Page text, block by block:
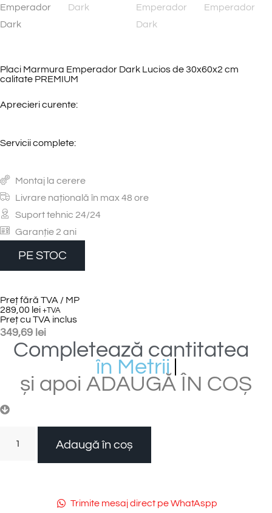
Placi Marmura Emperador Dark Lucios de 30x60x2 cm
calitate PREMIUM
Aprecieri curente:
Servicii complete:
Montaj la cerere
Livrare națională în max 48 ore
Suport tehnic 24/24
Garanție 2 ani
PE STOC
Preț fără TVA / MP
289,00 lei +TVA
Preț cu TVA inclus
349,69 lei
Completează cantitatea
Me trii Păt ra
și apoi ADAUGĂ ÎN COȘ
Adaugă în coș
Trimite mesaj direct pe WhatAspp